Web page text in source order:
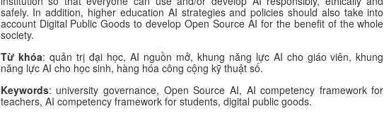
safely. In addition, higher education AI strategies and policies should also take into
account Digital Public Goods to develop Open Source AI for the benefit of the whole
society.
Từ khóa: quản trị đại học, AI nguồn mở, khung năng lực AI cho giáo viên, khung
năng lực AI cho học sinh, hàng hóa công cộng kỹ thuật số.
Keywords: university governance, Open Source AI, AI competency framework for
teachers, AI competency framework for students, digital public goods.